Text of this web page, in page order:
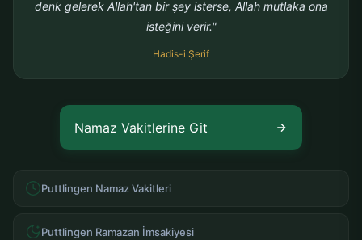
denk gelerek Allah'tan bir şey isterse, Allah mutlaka ona
isteğini verir."
Hadis-i Şerif
Namaz Vakitlerine Git
Puttlingen Namaz Vakitleri
Puttlingen Ramazan İmsakiyesi